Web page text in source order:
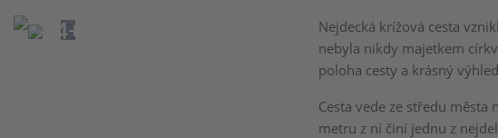
4+
Nejdecká krížová cesta
nebyla nikdy majetkem
poloha cesty a krásný
Cesta vede ze středu
metru z ní činí jednu z